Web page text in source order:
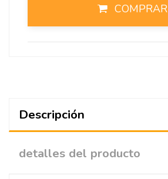
COMPRAR
Descripción
detalles del producto